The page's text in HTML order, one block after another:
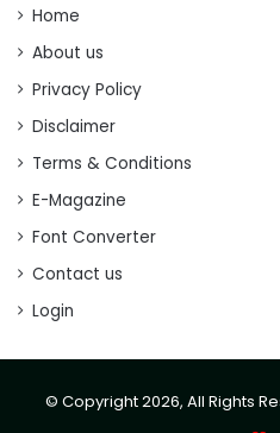
Home
About us
Privacy Policy
Disclaimer
Terms & Conditions
E-Magazine
Font Converter
Contact us
Login
© Copyright 2026, All Rights